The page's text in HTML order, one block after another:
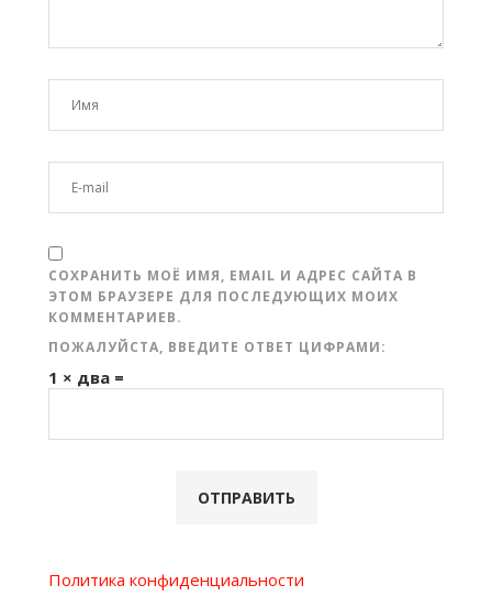
СОХРАНИТЬ МОЁ ИМЯ, EMAIL И АДРЕС САЙТА В
ЭТОМ БРАУЗЕРЕ ДЛЯ ПОСЛЕДУЮЩИХ МОИХ
КОММЕНТАРИЕВ.
ПОЖАЛУЙСТА, ВВЕДИТЕ ОТВЕТ ЦИФРАМИ:
1 × два =
Политика конфиденциальности